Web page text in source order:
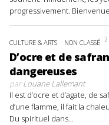
progressivement.
CULTURE & ARTS NON CLASSÉ 2
D’ocre et de
dangereuses
parLouane Lallemant
Il est d’ocre et d’agate, de
d’une flamme, il fait la
Du spirituel dans...